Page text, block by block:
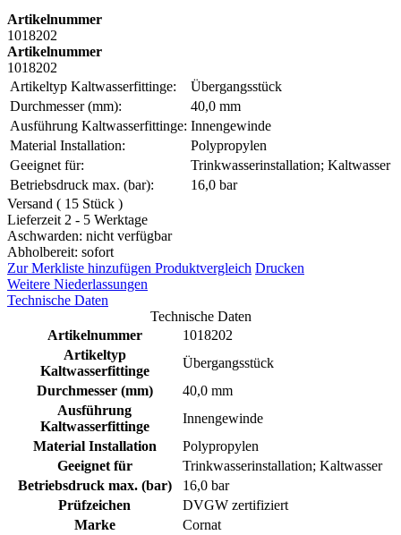
Artikelnummer
1018202
Artikelnummer
1018202
Artikeltyp Kaltwasserfittinge:
Übergangsstück
Durchmesser (mm):
40,0 mm
Ausführung Kaltwasserfittinge: Innengewinde
Material Installation:
Polypropylen
Geeignet für:
Trinkwasserinstallation; Kaltwasser
Betriebsdruck max. (bar):
16,0 bar
Versand ( 15 Stück )
Lieferzeit 2 - 5 Werktage
Aschwarden: nicht verfügbar
Abholbereit: sofort
Zur Merkliste hinzufügen Produktvergleich Drucken
Weitere Niederlassungen
Technische Daten
Technische Daten
Artikelnummer
1018202
Artikeltyp
Kaltwasserfittinge
Übergangsstück
Durchmesser (mm)
40,0 mm
Ausführung
Kaltwasserfittinge
Innengewinde
Material Installation
Polypropylen
Geeignet für
Trinkwasserinstallation; Kaltwasser
Betriebsdruck max. (bar)
16,0 bar
Prüfzeichen
DVGW zertifiziert
Marke
Cornat